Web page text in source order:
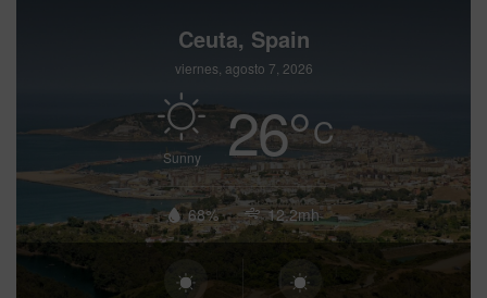
Ceuta, Spain
viernes, agosto 7, 2026
Sunny 26°C
68% 12.2mh